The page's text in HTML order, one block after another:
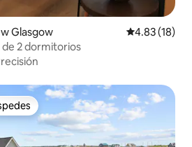
Glasgow Calificación
4.83 (18)
de 2 dormitorios
entre huéspedes